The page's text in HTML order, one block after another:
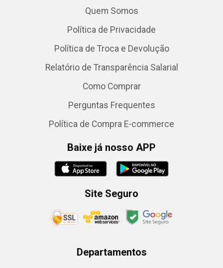
Quem Somos
Política de Privacidade
Política de Troca e Devolução
Relatório de Transparência Salarial
Como Comprar
Perguntas Frequentes
Política de Compra E-commerce
Baixe já nosso APP
Site Seguro
Departamentos